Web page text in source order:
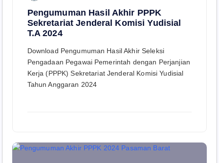
Pengumuman Hasil Akhir PPPK
Sekretariat Jenderal Komisi Yudisial
T.A 2024
Download Pengumuman Hasil Akhir Seleksi
Pengadaan Pegawai Pemerintah dengan Perjanjian
Kerja (PPPK) Sekretariat Jenderal Komisi Yudisial
Tahun Anggaran 2024